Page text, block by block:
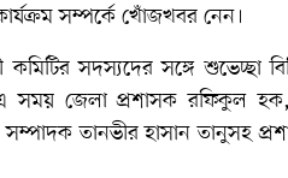
কার্যক্রম সম্পর্কে খোঁজখবর নেন।
কমিটির সদস্যদের সঙ্গে শুভেচ্ছা
এ সময় জেলা প্রশাসক রফিকুল
তানভীর হাসান তানুসহ